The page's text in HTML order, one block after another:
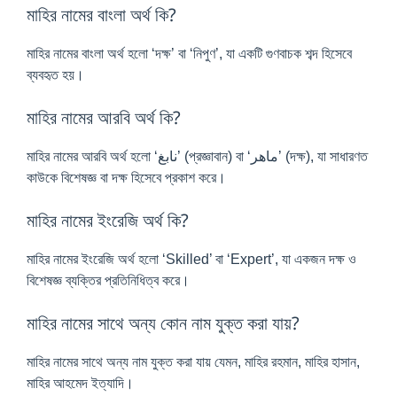
মাহির নামের বাংলা অর্থ কি?
মাহির নামের বাংলা অর্থ হলো ‘দক্ষ’ বা ‘নিপুণ’, যা একটি গুণবাচক শব্দ হিসেবে
ব্যবহৃত হয়।
মাহির নামের আরবি অর্থ কি?
মাহির নামের আরবি অর্থ হলো ‘نابغ’ (প্রজ্ঞাবান) বা ‘ماهر’ (দক্ষ), যা সাধারণত
কাউকে বিশেষজ্ঞ বা দক্ষ হিসেবে প্রকাশ করে।
মাহির নামের ইংরেজি অর্থ কি?
মাহির নামের ইংরেজি অর্থ হলো ‘Skilled’ বা ‘Expert’, যা একজন দক্ষ ও
বিশেষজ্ঞ ব্যক্তির প্রতিনিধিত্ব করে।
মাহির নামের সাথে অন্য কোন নাম যুক্ত করা যায়?
মাহির নামের সাথে অন্য নাম যুক্ত করা যায় যেমন, মাহির রহমান, মাহির হাসান,
মাহির আহমেদ ইত্যাদি।